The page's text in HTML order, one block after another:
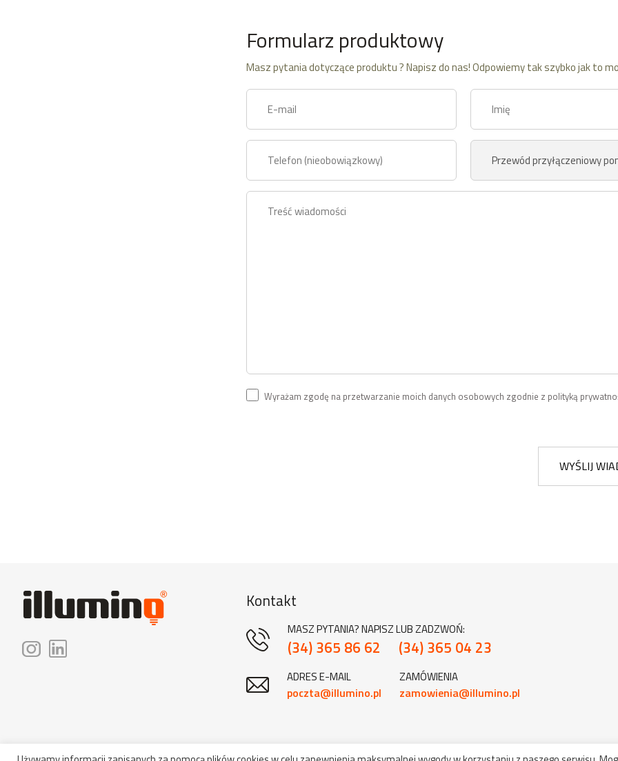
Formularz produktowy
Masz pytania dotyczące produktu ? Napisz do nas! Odpowiemy tak szybko jak to
Wyrażam zgodę na przetwarzanie moich danych osobowych zgodnie z polityką
WYŚLIJ
Kontakt
MASZ PYTANIA? NAPISZ LUB ZADZWOŃ:
(34) 365 86 62 (34) 365 04 23
ADRES E-MAIL
poczta@illumino.pl
ZAMÓWIENIA
zamowienia@illumino.pl